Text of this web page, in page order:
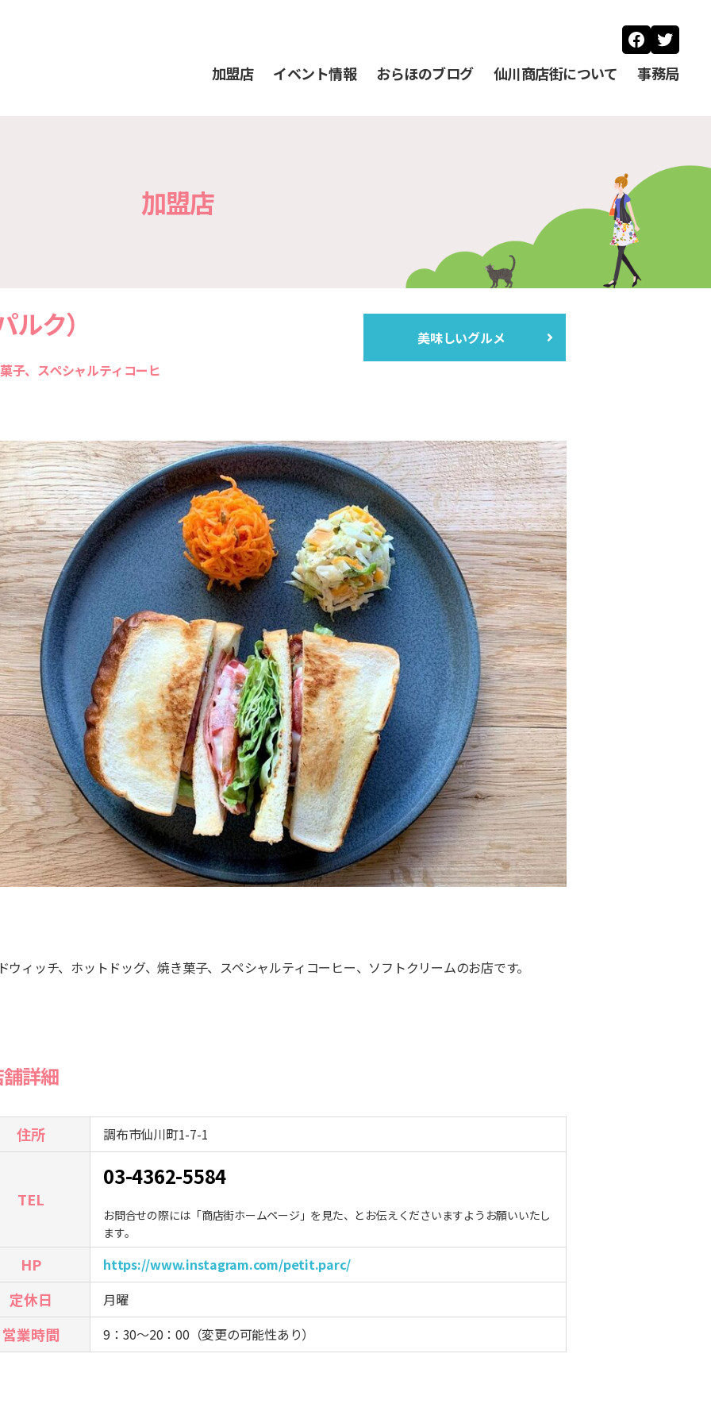
加盟店 イベント情報 おらほのブログ 仙川商店街について 事務局
加盟店
ク）
子、スペシャルティコーヒ
美味しいグルメ
ウィッチ、ホットドッグ、焼き菓子、スペシャルティコーヒー、ソフトクリームのお店です。
詳細
住所 調布市仙川町1-7-1
TEL
03-4362-5584
お問合せの際には「商店街ホームページ」を見た、とお伝えくださいますようお願いいたし
ます。
HP https://www.instagram.com/petit.parc/
定休日 月曜
営業時間 9：30～20：00（変更の可能性あり）